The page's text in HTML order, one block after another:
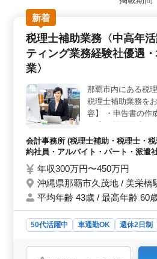
や年末年始の長期休暇も完備。ワ
大切にしたい方に最適です。 ＜
る＞ 税理士補助業務として、会
経営アドバイスまで幅広い業務を
計事務所経験があれば、経験を存
っています。 ＜長く働ける職
躍中で、年齢に関わらず安心して
制度や賞与もあり、長期的に安定
とが可能です。
新着
税理士補助業務〈中高年
ティング業務経験社優遇
業〉
那覇市内にある税
税理士補助業務を
容】 ・申告書の作
作成 ・巡回監査
・経営アドバイス
者歓迎 ◯税理士試
企業です。是非ご応
会計事務所 (税理士補助・税理士・
約社員・アルバイト・パート・派遣
年収300万円〜450万円
沖縄県那覇市久茂地 / 美栄橋
平均年齢 43歳 / 最高年齢 60
50代活躍中 車通勤OK 週休2日制